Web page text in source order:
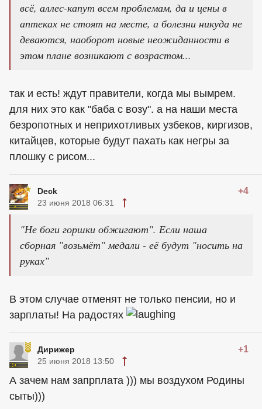
всё, аллес-капут всем проблемам, да и цены в
аптеках не стоят на месте, а болезни никуда не
деваются, наоборот новые неожиданности в
этом плане возникают с возрастом...
так и есть! ждут правители, когда мы вымрем.
для них это как "баба с возу". а на наши места
безропотных и неприхотливых узбеков, киргизов,
китайцев, которые будут пахать как негры за
плошку с рисом...
Deck +4
23 июня 2018 06:31
"Не боги горшки обжигают". Если наша
сборная "возьмёт" медали - её будут "носить на
руках"
В этом случае отменят не только пенсии, но и
зарплаты! На радостях
Дирижер +1
25 июня 2018 13:50
А зачем нам запрплата ))) мы воздухом Родины
сыты)))